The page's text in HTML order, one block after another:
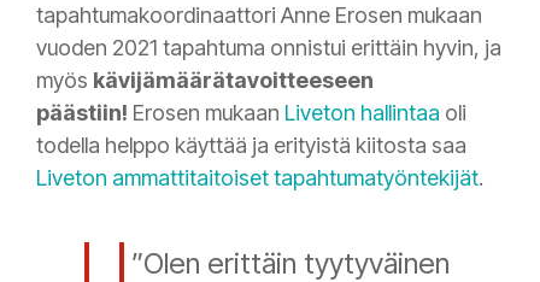
tapahtumakoordinaattori Anne Erosen mukaan
vuoden 2021 tapahtuma onnistui erittäin hyvin, ja
myös kävijämäärätavoitteeseen
päästiin! Erosen mukaan Liveton hallintaa oli
todella helppo käyttää ja erityistä kiitosta saa
Liveton ammattitaitoiset tapahtumatyöntekijät.
”Olen erittäin tyytyväinen